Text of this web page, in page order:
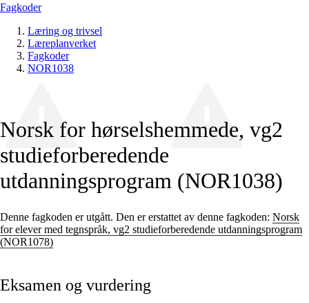
Fagkoder
Læring og trivsel
Læreplanverket
Fagkoder
NOR1038
Norsk for hørselshemmede, vg2
studieforberedende
utdanningsprogram (NOR1038)
Denne fagkoden er utgått. Den er erstattet av denne fagkoden: Norsk
for elever med tegnspråk, vg2 studieforberedende utdanningsprogram
(NOR1078)
Eksamen og vurdering